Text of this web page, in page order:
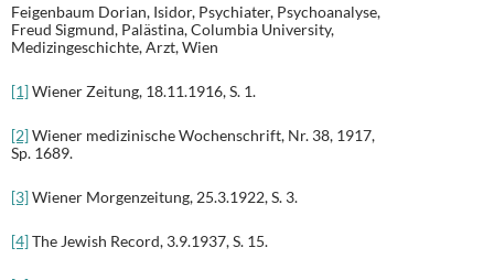
Feigenbaum Dorian, Isidor, Psychiater, Psychoanalyse,
Freud Sigmund, Palästina, Columbia University,
Medizingeschichte, Arzt, Wien
[1]Wiener Zeitung, 18.11.1916, S. 1.
[2]Wiener medizinische Wochenschrift, Nr. 38, 1917,
Sp. 1689.
[3]Wiener Morgenzeitung, 25.3.1922, S. 3.
[4]The Jewish Record, 3.9.1937, S. 15.